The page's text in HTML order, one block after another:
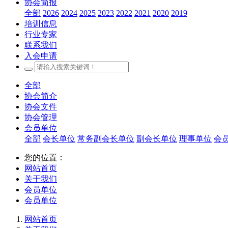
协会简报
全部 2026 2024 2025 2023 2022 2021 2020 2019
培训信息
行业专家
联系我们
入会申请
全部
协会简介
协会文件
协会管理
会员单位
全部 会长单位 常务副会长单位 副会长单位 理事单位 会
您的位置：
网站首页
关于我们
会员单位
会员单位
网站首页